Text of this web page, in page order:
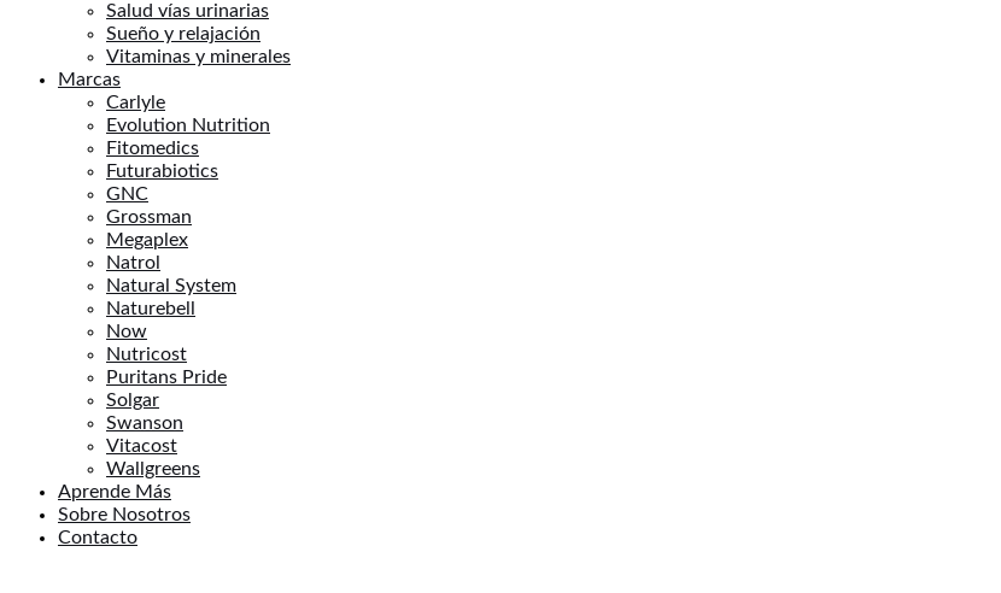
Salud vías urinarias
Sueño y relajación
Vitaminas y minerales
Marcas
Carlyle
Evolution Nutrition
Fitomedics
Futurabiotics
GNC
Grossman
Megaplex
Natrol
Natural System
Naturebell
Now
Nutricost
Puritans Pride
Solgar
Swanson
Vitacost
Wallgreens
Aprende Más
Sobre Nosotros
Contacto